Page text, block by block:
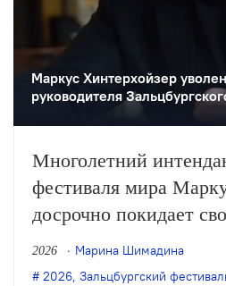
Маркус Хинтерхойзер
руководителя
Многолетний
фестиваля мира
досрочно покидает
Его обвиняют в
поведении», абьюзе и
2026
Марина Шимадина
2026, Зальцбургский